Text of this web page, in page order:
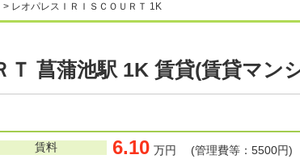
> レオパレスＩＲＩＳＣＯＵＲＴ 1K
Ｔ 菖蒲池駅 1K 賃貸(賃貸マン
賃料 6.10 万円 (管理費等：5500円)